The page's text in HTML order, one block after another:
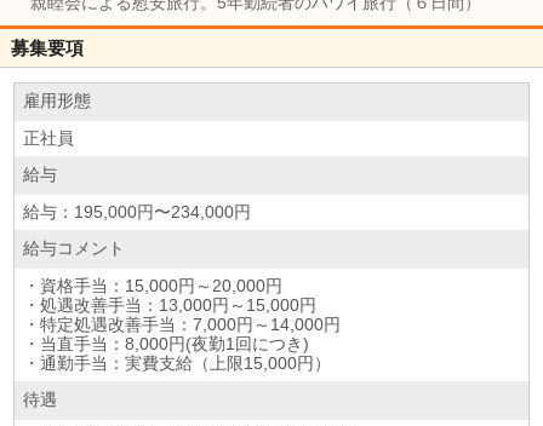
募集要項
雇用形態
正社員
給与
給与：195,000円〜234,000円
給与コメント
・資格手当：15,000円～20,000円
・処遇改善手当：13,000円～15,000円
・特定処遇改善手当：7,000円～14,000円
・当直手当：8,000円(夜勤1回につき)
・通勤手当：実費支給（上限15,000円）
待遇